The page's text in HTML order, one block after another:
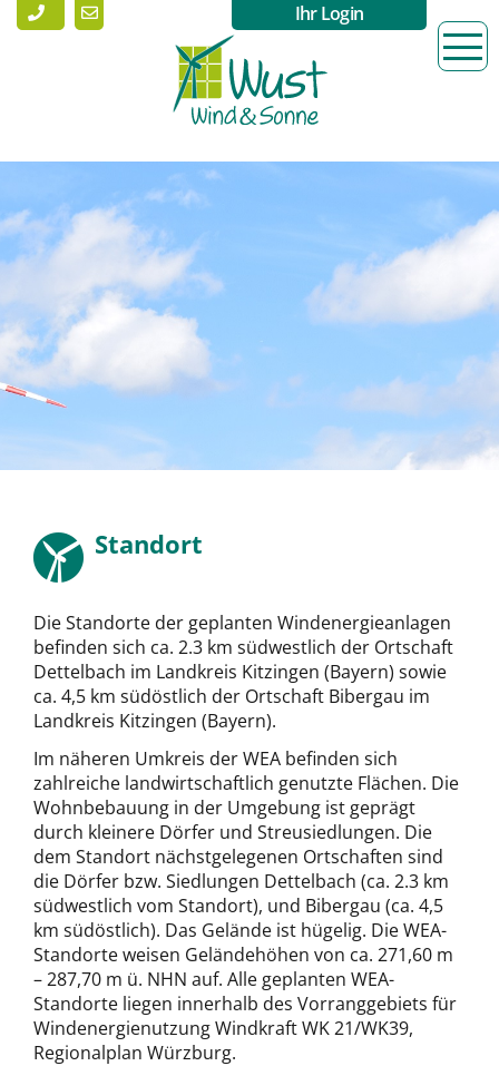
Ihr Login
Standort
Die Standorte der geplanten Windenergieanlagen
befinden sich ca. 2.3 km südwestlich der Ortschaft
Dettelbach im Landkreis Kitzingen (Bayern) sowie
ca. 4,5 km südöstlich der Ortschaft Bibergau im
Landkreis Kitzingen (Bayern).
Im näheren Umkreis der WEA befinden sich
zahlreiche landwirtschaftlich genutzte Flächen. Die
Wohnbebauung in der Umgebung ist geprägt
durch kleinere Dörfer und Streusiedlungen. Die
dem Standort nächstgelegenen Ortschaften sind
die Dörfer bzw. Siedlungen Dettelbach (ca. 2.3 km
südwestlich vom Standort), und Bibergau (ca. 4,5
km südöstlich). Das Gelände ist hügelig. Die WEA-
Standorte weisen Geländehöhen von ca. 271,60 m
– 287,70 m ü. NHN auf. Alle geplanten WEA-
Standorte liegen innerhalb des Vorranggebiets für
Windenergienutzung Windkraft WK 21/WK39,
Regionalplan Würzburg.